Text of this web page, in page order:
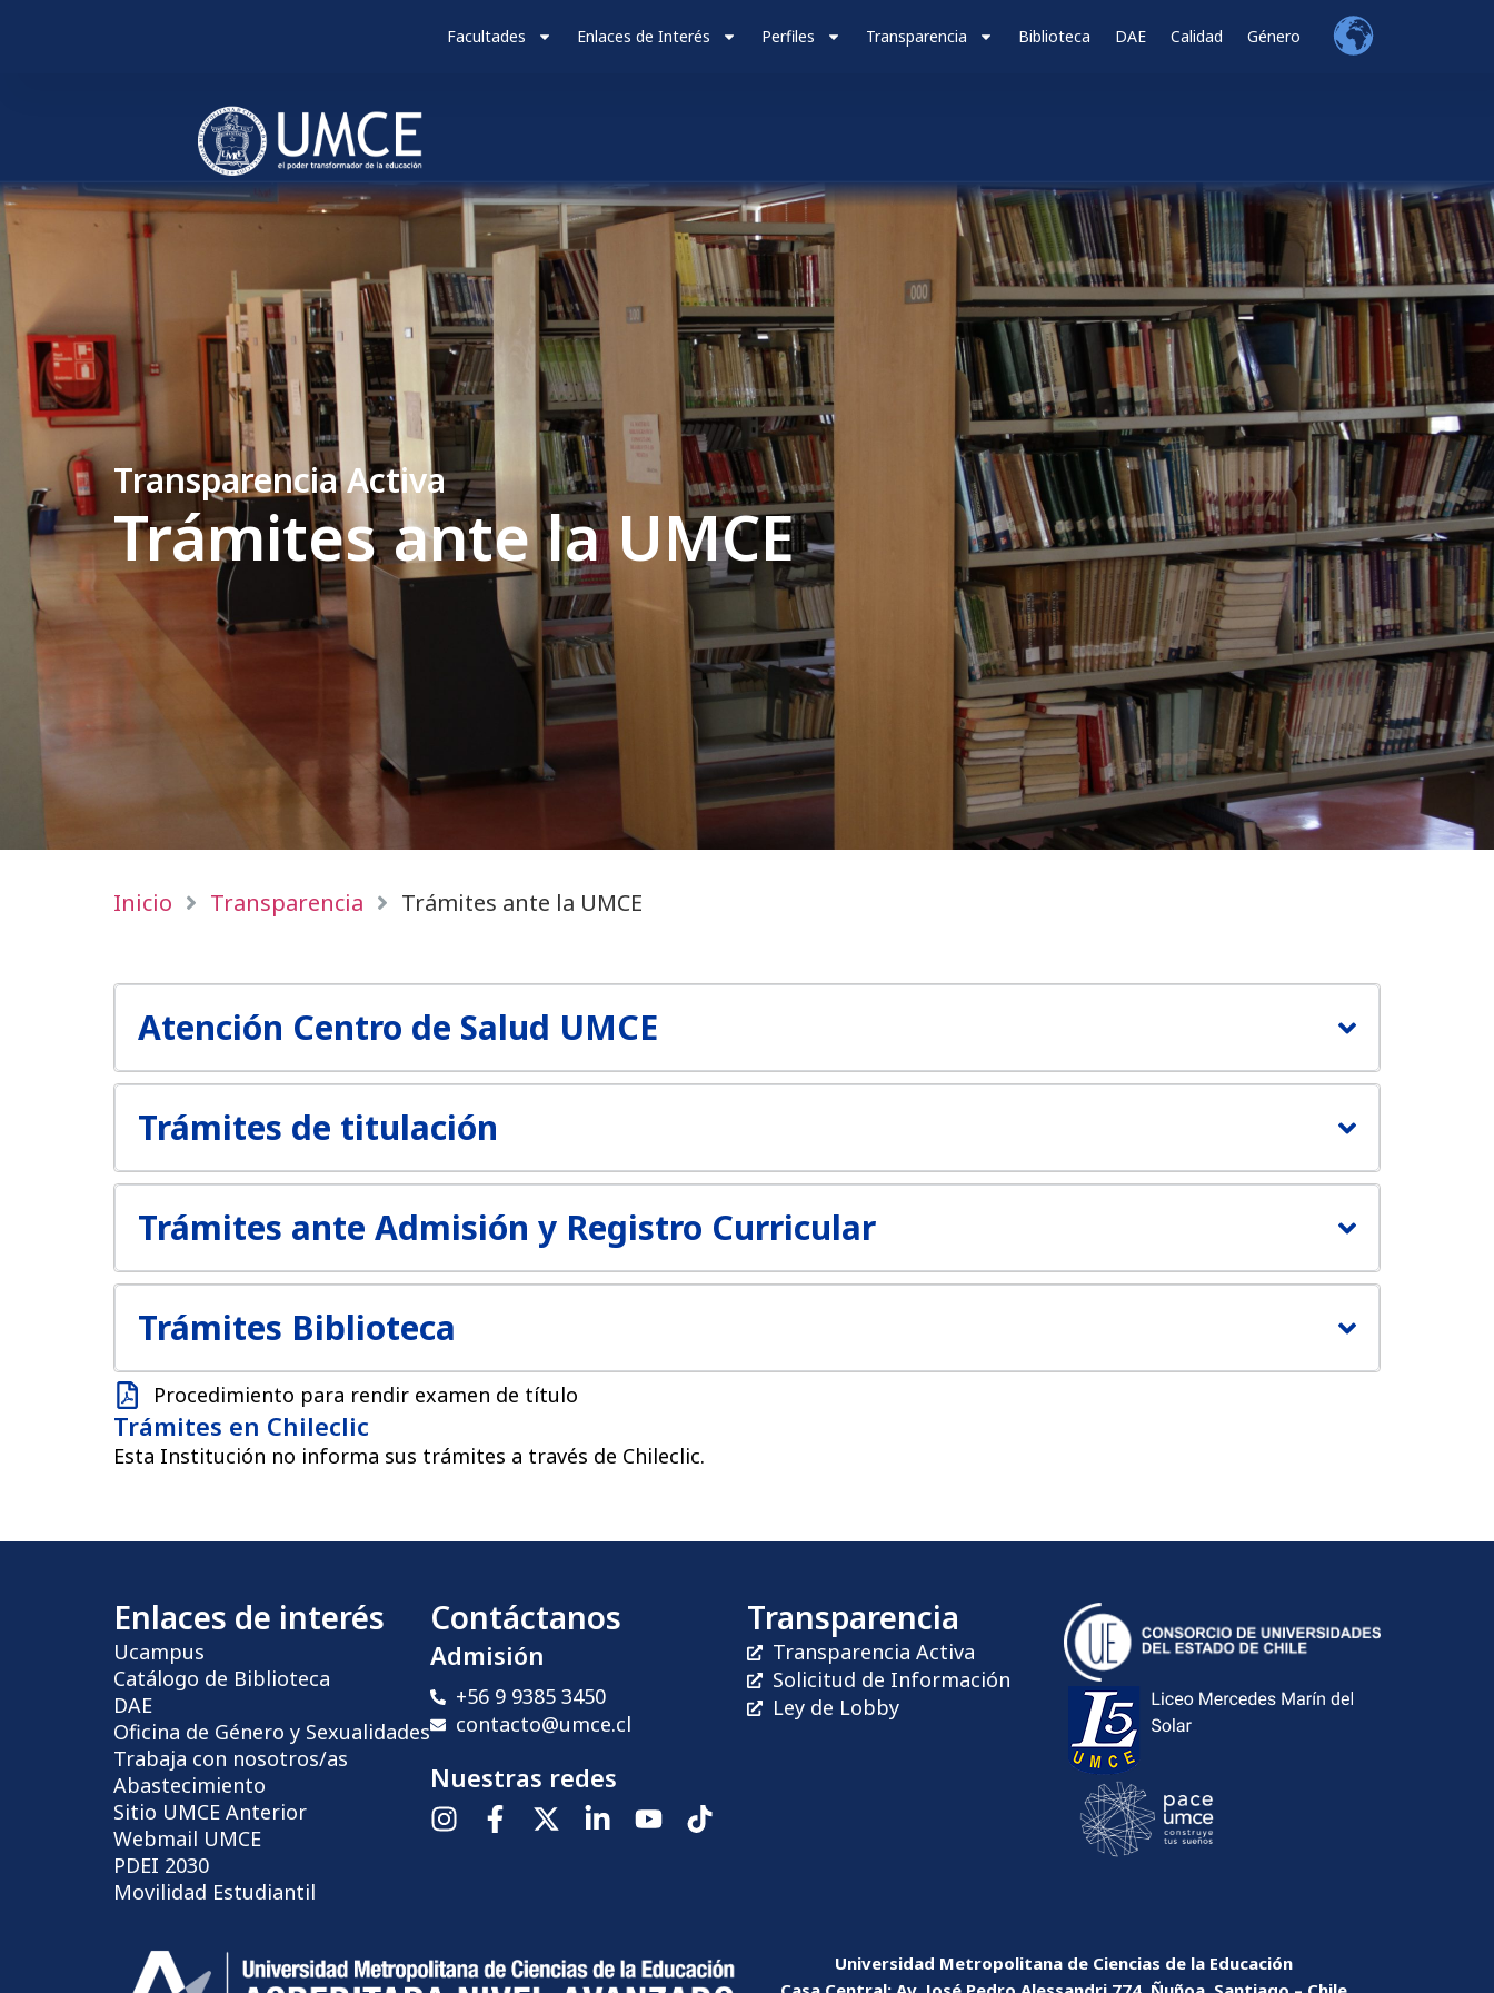
Facultades Enlaces de Interés Perfiles Transparencia Biblioteca DAE Calidad Género
Transparencia Activa
Trámites ante la UMCE
Inicio Transparencia Trámites ante la UMCE
Atención Centro de Salud UMCE
Trámites de titulación
Trámites ante Admisión y Registro Curricular
Trámites Biblioteca
Procedimiento para rendir examen de título
Trámites en Chileclic
Esta Institución no informa sus trámites a través de Chileclic.
Enlaces de interés
Ucampus
Catálogo de Biblioteca
DAE
Oficina de Género y Sexualidades
Trabaja con nosotros/as
Abastecimiento
Sitio UMCE Anterior
Webmail UMCE
PDEI 2030
Movilidad Estudiantil
Contáctanos
Admisión
+56 9 9385 3450
contacto@umce.cl
Nuestras redes
Transparencia
Transparencia Activa
Solicitud de Información
Ley de Lobby
Universidad Metropolitana de Ciencias de la Educación